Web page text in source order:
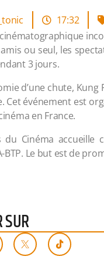
17:32
ou seul, les
3 jours.
d’une chute, Kung
Cet événement est
en France.
du Cinéma
BTP. Le but est de
SUR